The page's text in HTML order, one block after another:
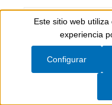
Show toolbar
Este sitio web
experiencia
Configurar